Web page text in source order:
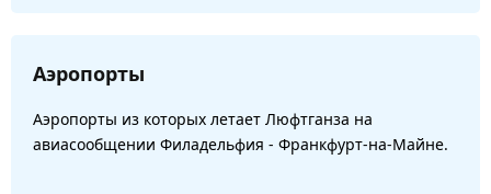
Аэропорты
Аэропорты из которых летает Люфтганза на
авиасообщении Филадельфия - Франкфурт-на-Майне.